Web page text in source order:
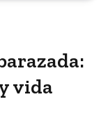
vida